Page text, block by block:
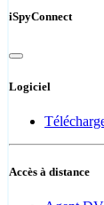
iSpyConnect
Logiciel
Accès à distance